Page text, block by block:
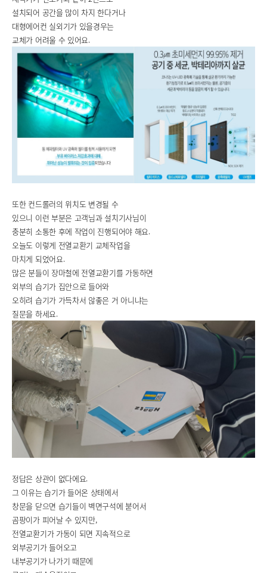
설치되어 공간을 많이 차지 한다거나
대형에어컨 실외기가 있을경우는
교체가 어려울 수 있어요.
또한 컨드롤러의 위치도 변경될 수
있으니 이런 부분은 고객님과 설치기사님이
충분히 소통한 후에 작업이 진행되어야 해요.
오늘도 이렇게 전열교환기 교체작업을
마치게 되었어요.
많은 분들이 장마철에 전열교환기를 가동하면
외부의 습기가 집안으로 들어와
오히려 습기가 가득차서 않좋은 거 아니냐는
질문을 하세요.
정답은 상관이 없다에요.
그 이유는 습기가 들어온 상태에서
창문을 닫으면 습기들이 벽면구석에 붇어서
곰팡이가 피어날 수 있지만,
전열교환기가 가동이 되면 지속적으로
외부공기가 들어오고
내부공기가 나가기 때문에